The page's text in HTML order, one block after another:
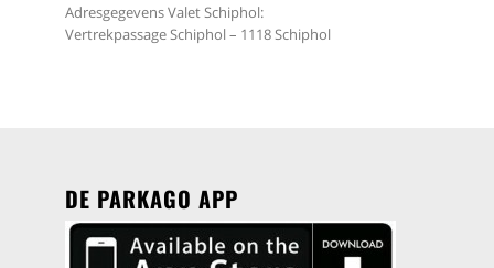
Adresgegevens Valet Schiphol:
Vertrekpassage Schiphol – 1118 Schiphol
DE PARKAGO APP